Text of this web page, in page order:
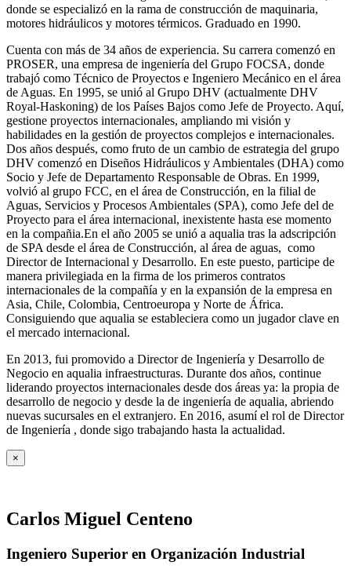
donde se especializó en la rama de construcción de maquinaria,
motores hidráulicos y motores térmicos. Graduado en 1990.
Cuenta con más de 34 años de experiencia. Su carrera comenzó en
PROSER, una empresa de ingeniería del Grupo FOCSA, donde
trabajó como Técnico de Proyectos e Ingeniero Mecánico en el área
de Aguas. En 1995, se unió al Grupo DHV (actualmente DHV
Royal-Haskoning) de los Países Bajos como Jefe de Proyecto. Aquí,
gestione proyectos internacionales, ampliando mi visión y
habilidades en la gestión de proyectos complejos e internacionales.
Dos años después, como fruto de un cambio de estrategia del grupo
DHV comenzó en Diseños Hidráulicos y Ambientales (DHA) como
Socio y Jefe de Departamento Responsable de Obras. En 1999,
volvió al grupo FCC, en el área de Construcción, en la filial de
Aguas, Servicios y Procesos Ambientales (SPA), como Jefe del de
Proyecto para el área internacional, inexistente hasta ese momento
en la compañia.En el año 2005 se unió a aqualia tras la adscripción
de SPA desde el área de Construcción, al área de aguas, como
Director de Internacional y Desarrollo. En este puesto, participe de
manera privilegiada en la firma de los primeros contratos
internacionales de la compañía y en la expansión de la empresa en
Asia, Chile, Colombia, Centroeuropa y Norte de África.
Consiguiendo que aqualia se estableciera como un jugador clave en
el mercado internacional.
En 2013, fui promovido a Director de Ingeniería y Desarrollo de
Negocio en aqualia infraestructuras. Durante dos años, continue
liderando proyectos internacionales desde dos áreas ya: la propia de
desarrollo de negocio y desde la de ingeniería de aqualia, abriendo
nuevas sucursales en el extranjero. En 2016, asumí el rol de Director
de Ingeniería , donde sigo trabajando hasta la actualidad.
×
Carlos Miguel Centeno
Ingeniero Superior en Organización Industrial